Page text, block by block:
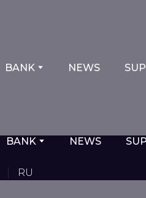
BANK NEWS
BANK NEWS
RU